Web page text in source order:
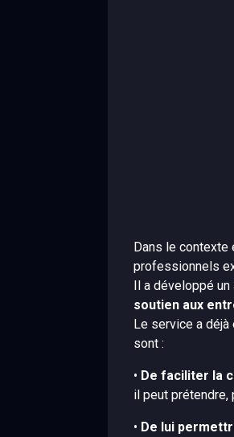
Dans le
professionnels
Il a développé
soutien aux
Le service a
sont :
• De faciliter la
il peut prétendre,
• De lui